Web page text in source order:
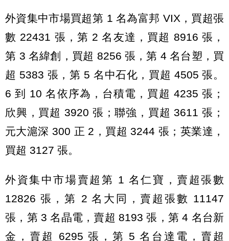
外資集中市場買超第 1 名為富邦 VIX，買超張
數 22431 張，第 2 名友達，買超 8916 張，
第 3 名緯創，買超 8256 張，第 4 名台塑，買
超 5383 張，第 5 名中石化，買超 4505 張。
6 到 10 名依序為，台積電，買超 4235 張；
欣興，買超 3920 張；聯強，買超 3611 張；
元大滬深 300 正 2，買超 3244 張；英業達，
買超 3127 張。
外資集中市場賣超第 1 名仁寶，賣超張數
12826 張，第 2 名大同，賣超張數 11147
張，第 3 名晶電，賣超 8193 張，第 4 名台新
金，賣超 6295 張，第 5 名台達電，賣超